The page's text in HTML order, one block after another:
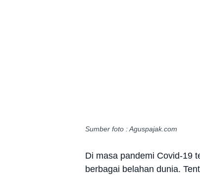
Sumber foto : Aguspajak.com
Di masa pandemi Covid-19
berbagai belahan dunia.